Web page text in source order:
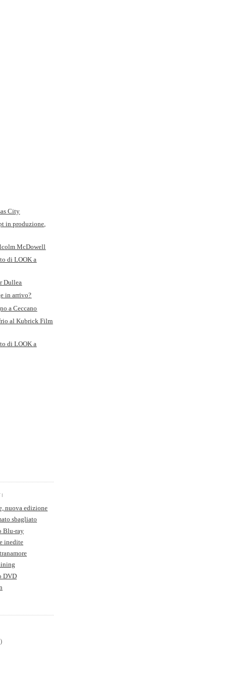
City
in produzione,
McDowell
di LOOK a
Dullea
in arrivo?
a Ceccano
al Kubrick Film
di LOOK a
nuova edizione
sbagliato
Blu-ray
inedite
DVD